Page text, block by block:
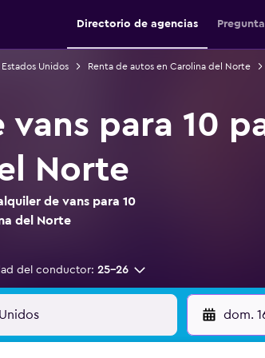
Directorio de agencias
Unidos Renta de autos en Carolina del Norte
para 10
Norte
de vans para 10
del Norte
del conductor: 25-26
dom.